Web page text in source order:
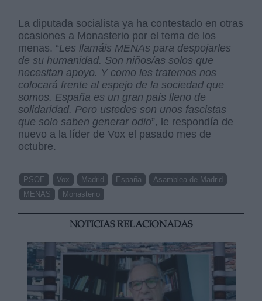
La diputada socialista ya ha contestado en otras
ocasiones a Monasterio por el tema de los
menas. “Les llamáis MENAs para despojarles
de su humanidad. Son niños/as solos que
necesitan apoyo. Y como les tratemos nos
colocará frente al espejo de la sociedad que
somos. España es un gran país lleno de
solidaridad. Pero ustedes son unos fascistas
que solo saben generar odio”, le respondía de
nuevo a la líder de Vox el pasado mes de
octubre.
PSOE Vox Madrid España
Asamblea de Madrid
MENAS
Monasterio
NOTICIAS RELACIONADAS